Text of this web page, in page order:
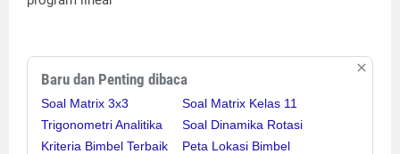
Baru dan Penting dibaca
Soal Matrix 3x3
Trigonometri Analitika
Kriteria Bimbel Terbaik
Soal Matrix Kelas 11
Soal Dinamika Rotasi
Peta Lokasi Bimbel